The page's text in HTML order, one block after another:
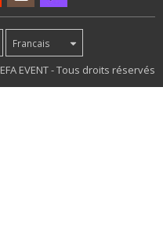
Francais
EVENT - Tous droits réservés